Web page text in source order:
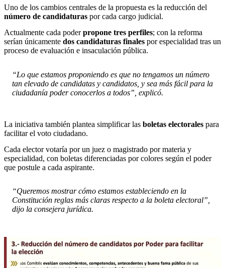
Uno de los cambios centrales de la propuesta es la reducción del
número de candidaturas por cada cargo judicial.
Actualmente cada poderpropone tres perfiles; con la reforma
serían únicamente dos candidaturas finales por especialidad tras un
proceso de evaluación e insaculación pública.
“Lo que estamos proponiendo es que no tengamos un número
tan elevado de candidatas y candidatos, y sea más fácil para la
ciudadanía poder conocerlos a todos”, explicó.
La iniciativa también plantea simplificar las boletas electorales para
facilitar el voto ciudadano.
Cada elector votaría por un juez o magistrado por materia y
especialidad, con boletas diferenciadas por colores según el poder
que postule a cada aspirante.
“Queremos mostrar cómo estamos estableciendo en la
Constitución reglas más claras respecto a la boleta electoral”,
dijo la consejera jurídica.